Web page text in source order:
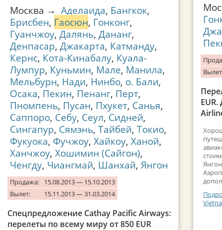
Москва → Аделаида, Бангкок,
Брисбен, Гаосюн, Гонконг,
Гуанчжоу, Далянь, Дананг,
Денпасар, Джакарта, Катманду,
Кернс, Кота-Кинабалу, Куала-
Лумпур, Куньмин, Мале, Манила,
Мельбурн, Нади, Нинбо, о. Бали,
Осака, Пекин, Пенанг, Перт,
Пномпень, Пусан, Пхукет, Санья,
Саппоро, Себу, Сеул, Сидней,
Сингапур, Сямэнь, Тайбей, Токио,
Фукуока, Фучжоу, Хайкоу, Ханой,
Ханчжоу, Хошимин (Сайгон),
Ченгду, Чиангмай, Шанхай, Янгон
Продажа:
15.08.2013 — 15.10.2013
Вылет:
15.11.2013 — 31.03.2014
Спецпредложение Cathay Pacific Airways:
перелеты по всему миру от 850 EUR